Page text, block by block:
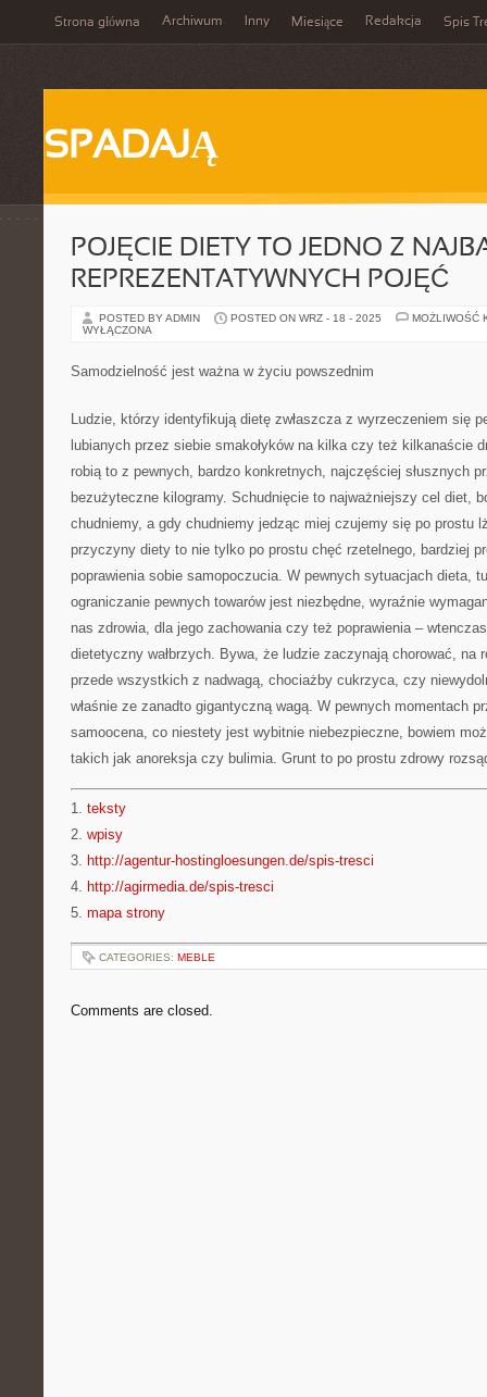
Strona główna Archiwum Inny Miesiące Redakcja Spis
SPADAJĄ
POJĘCIE DIETY TO JEDNO Z
REPREZENTATYWNYCH POJĘĆ
POSTED BY ADMIN POSTED ON WRZ - 18 - 2025
MOŻLIWOŚĆ
WYŁĄCZONA
Samodzielność jest ważna w życiu powszednim
Ludzie, którzy identyfikują dietę zwłaszcza z wyrzeczeniem się
lubianych przez siebie smakołyków na kilka czy też kilkanaście
robią to z pewnych, bardzo konkretnych, najczęściej słusznych
bezużyteczne kilogramy. Schudnięcie to najważniejszy cel diet,
chudniemy, a gdy chudniemy jedząc miej czujemy się po prostu
przyczyny diety to nie tylko po prostu chęć rzetelnego, bardziej
poprawienia sobie samopoczucia. W pewnych sytuacjach dieta,
ograniczanie pewnych towarów jest niezbędne, wyraźnie
nas zdrowia, dla jego zachowania czy też poprawienia –
dietetyczny wałbrzych. Bywa, że ludzie zaczynają chorować, na
przede wszystkich z nadwagą, chociażby cukrzyca, czy
właśnie ze zanadto gigantyczną wagą. W pewnych momentach
samoocena, co niestety jest wybitnie niebezpieczne, bowiem
takich jak anoreksja czy bulimia. Grunt to po prostu zdrowy
1. teksty
2. wpisy
3. http://agentur-hostingloesungen.de/spis-tresci
4. http://agirmedia.de/spis-tresci
5. mapa strony
CATEGORIES: MEBLE
Comments are closed.